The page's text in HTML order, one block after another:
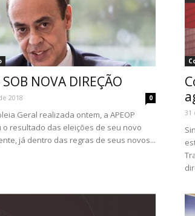
NOVA DIREÇÃO
2018 0
Geral realizada ontem, a APEOP
o resultado das eleições de seu novo
já dentro das regras de seus novos...
31